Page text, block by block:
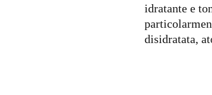
idratante e
disidratata,